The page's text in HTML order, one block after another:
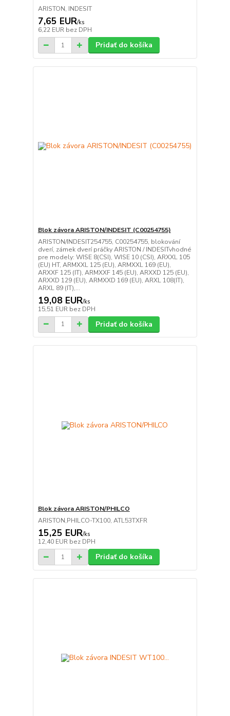
ARISTON, INDESIT
7,65 EUR/ks
6,22 EUR bez DPH
Pridať do košíka
Blok závora ARISTON/INDESIT (C00254755)
ARISTON/INDESIT254755, C00254755, blokování
dverí, zámek dverí práčky ARISTON / INDESITvhodné
pre modely: WISE 8(CSI), WISE 10 (CSI), ARXXL 105
(EU) HT, ARMXXL 125 (EU), ARMXXL 169 (EU),
ARXXF 125 (IT), ARMXXF 145 (EU), ARXXD 125 (EU),
ARXXD 129 (EU), ARMXXD 169 (EU), ARXL 108(IT),
ARXL 89 (IT),...
19,08 EUR/ks
15,51 EUR bez DPH
Pridať do košíka
Blok závora ARISTON/PHILCO
ARISTON,PHILCO-TX100, ATL53TXFR
15,25 EUR/ks
12,40 EUR bez DPH
Pridať do košíka